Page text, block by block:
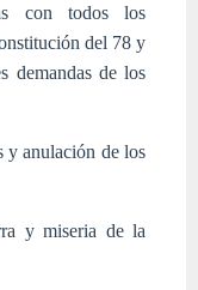
con todos los
del 78 y
demandas de los
y anulación de los
y miseria de la